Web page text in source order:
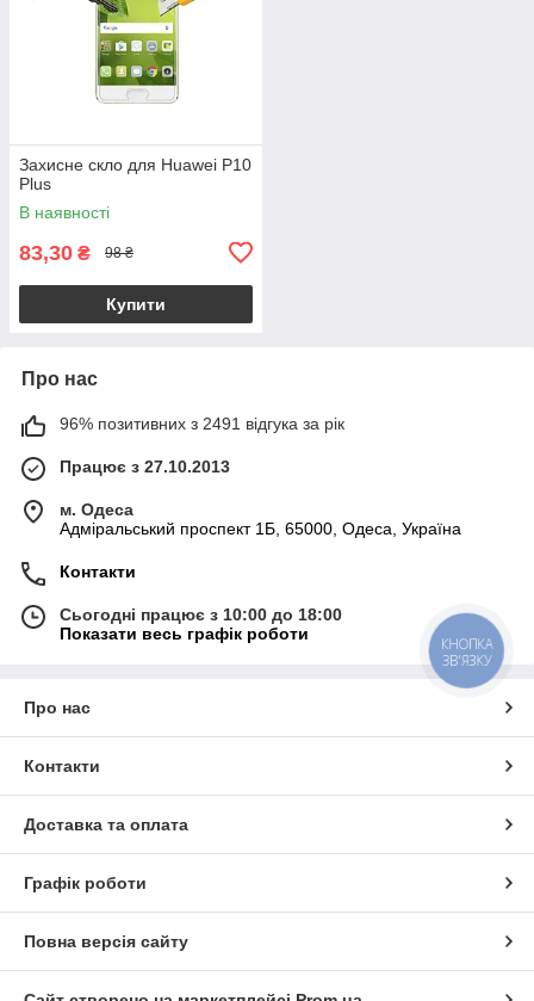
Захисне скло для Huawei P10
Plus
В наявності
83,30 ₴ 98 ₴
Купити
Про нас
96% позитивних з 2491 відгука за рік
Працює з 27.10.2013
м. Одеса
Адміральський проспект 1Б, 65000, Одеса, Україна
Контакти
Сьогодні працює з 10:00 до 18:00
Показати весь графік роботи
Про нас
Контакти
Доставка та оплата
Графік роботи
Повна версія сайту
КНОПКА
ЗВ'ЯЗКУ